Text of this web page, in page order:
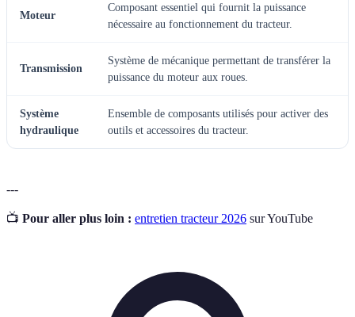
Moteur
Composant essentiel qui fournit la puissance
nécessaire au fonctionnement du tracteur.
Transmission
Système de mécanique permettant de transférer la
puissance du moteur aux roues.
Système
hydraulique
Ensemble de composants utilisés pour activer des
outils et accessoires du tracteur.
---
📺 Pour aller plus loin : entretien tracteur 2026 sur YouTube